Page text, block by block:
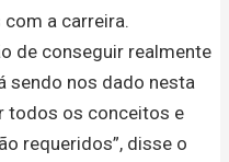
a carreira.
de conseguir realmente
sendo nos dado nesta
todos os conceitos e
requeridos”, disse o